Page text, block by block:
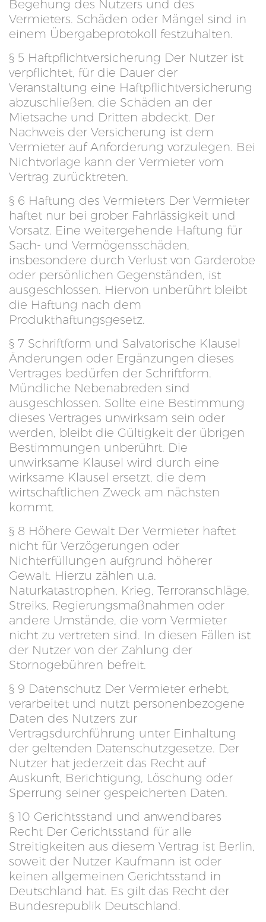
Begehung des Nutzers und des
Vermieters. Schäden oder Mängel sind in
einem Übergabeprotokoll festzuhalten.
§ 5 Haftpflichtversicherung Der Nutzer ist
verpflichtet, für die Dauer der
Veranstaltung eine Haftpflichtversicherung
abzuschließen, die Schäden an der
Mietsache und Dritten abdeckt. Der
Nachweis der Versicherung ist dem
Vermieter auf Anforderung vorzulegen. Bei
Nichtvorlage kann der Vermieter vom
Vertrag zurücktreten.
§ 6 Haftung des Vermieters Der Vermieter
haftet nur bei grober Fahrlässigkeit und
Vorsatz. Eine weitergehende Haftung für
Sach- und Vermögensschäden,
insbesondere durch Verlust von Garderobe
oder persönlichen Gegenständen, ist
ausgeschlossen. Hiervon unberührt bleibt
die Haftung nach dem
Produkthaftungsgesetz.
§ 7 Schriftform und Salvatorische Klausel
Änderungen oder Ergänzungen dieses
Vertrages bedürfen der Schriftform.
Mündliche Nebenabreden sind
ausgeschlossen. Sollte eine Bestimmung
dieses Vertrages unwirksam sein oder
werden, bleibt die Gültigkeit der übrigen
Bestimmungen unberührt. Die
unwirksame Klausel wird durch eine
wirksame Klausel ersetzt, die dem
wirtschaftlichen Zweck am nächsten
kommt.
§ 8 Höhere Gewalt Der Vermieter haftet
nicht für Verzögerungen oder
Nichterfüllungen aufgrund höherer
Gewalt. Hierzu zählen u.a.
Naturkatastrophen, Krieg, Terroranschläge,
Streiks, Regierungsmaßnahmen oder
andere Umstände, die vom Vermieter
nicht zu vertreten sind. In diesen Fällen ist
der Nutzer von der Zahlung der
Stornogebühren befreit.
§ 9 Datenschutz Der Vermieter erhebt,
verarbeitet und nutzt personenbezogene
Daten des Nutzers zur
Vertragsdurchführung unter Einhaltung
der geltenden Datenschutzgesetze. Der
Nutzer hat jederzeit das Recht auf
Auskunft, Berichtigung, Löschung oder
Sperrung seiner gespeicherten Daten.
§ 10 Gerichtsstand und anwendbares
Recht Der Gerichtsstand für alle
Streitigkeiten aus diesem Vertrag ist Berlin,
soweit der Nutzer Kaufmann ist oder
keinen allgemeinen Gerichtsstand in
Deutschland hat. Es gilt das Recht der
Bundesrepublik Deutschland.